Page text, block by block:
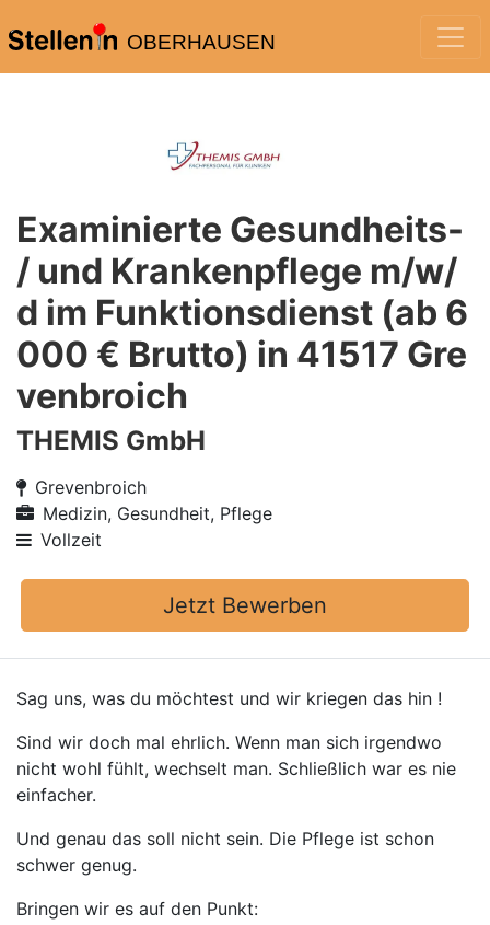
OBERHAUSEN
Examinierte Gesundheits-
/ und Krankenpflege m/w/
d im Funktionsdienst (ab 6
000 € Brutto) in 41517 Gre
venbroich
THEMIS GmbH
Grevenbroich
Medizin, Gesundheit, Pflege
Vollzeit
Jetzt Bewerben
Sag uns, was du möchtest und wir kriegen das hin !
Sind wir doch mal ehrlich. Wenn man sich irgendwo
nicht wohl fühlt, wechselt man. Schließlich war es nie
einfacher.
Und genau das soll nicht sein. Die Pflege ist schon
schwer genug.
Bringen wir es auf den Punkt: